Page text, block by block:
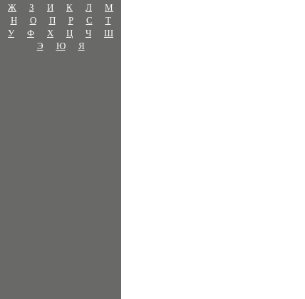
Ж
З И К Л
М
Н
О П Р С
Т
У
Ф Х Ц Ч
Ш
Э
Ю Я